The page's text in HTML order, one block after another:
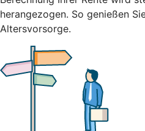
herangezogen. So genießen
Altersvorsorge.